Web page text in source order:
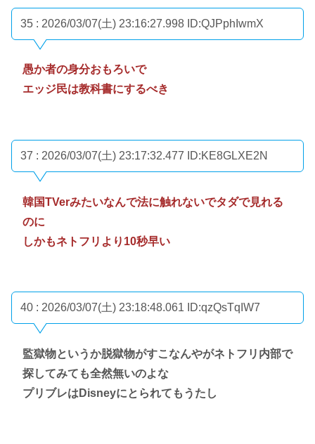
35 : 2026/03/07(土) 23:16:27.998 ID:QJPphIwmX
愚か者の身分おもろいで
エッジ民は教科書にするべき
37 : 2026/03/07(土) 23:17:32.477 ID:KE8GLXE2N
韓国TVerみたいなんで法に触れないでタダで見れる
のに
しかもネトフリより10秒早い
40 : 2026/03/07(土) 23:18:48.061 ID:qzQsTqIW7
監獄物というか脱獄物がすこなんやがネトフリ内部で
探してみても全然無いのよな
プリブレはDisneyにとられてもうたし